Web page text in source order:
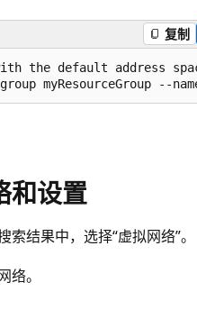
复制
the default address
和设置
结果中，选择“虚拟网络”。
。